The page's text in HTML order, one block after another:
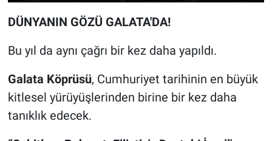
DÜNYANIN GÖZÜ GALATA'DA!
Bu yıl da aynı çağrı bir kez daha yapıldı.
Galata Köprüsü, Cumhuriyet tarihinin en büyük
kitlesel yürüyüşlerinden birine bir kez daha
tanıklık edecek.